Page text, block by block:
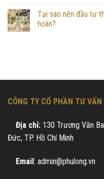
Tại sao nên đầu tư
hoàn?
CÔNG TY CỔ PHẦN TƯ
Địa chỉ: 130 Trương Văn
Đức, TP. Hồ Chí Minh
Email: admin@phulong.vn